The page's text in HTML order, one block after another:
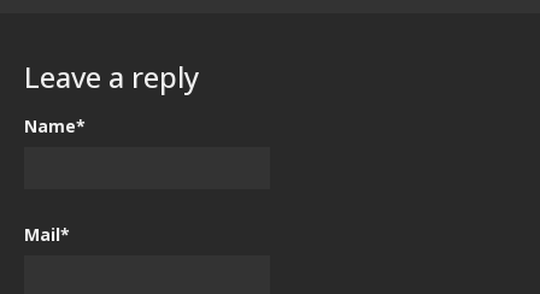
Leave a reply
Name*
Mail*